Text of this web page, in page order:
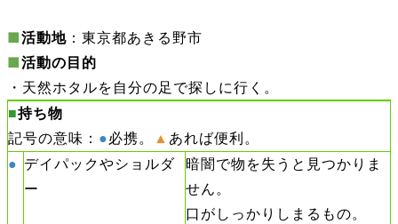
■活動地 ：東京都あきる野市
■活動の目的
・天然ホタルを自分の足で探しに行く。
■持ち物
記号の意味： ●必携。 ▲ あれば便利。
● デイパックやショルダ
ー
暗闇で物を失うと見つかりま
せん。
口がしっかりしまるもの。